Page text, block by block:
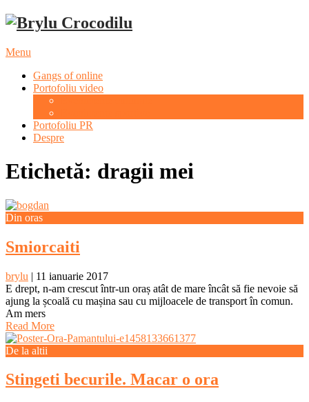
Menu
Gangs of online
Portofoliu video
Portofoliu PR
Despre
Etichetă: dragii mei
Din oras
Smiorcaiti
brylu | 11 ianuarie 2017
E drept, n-am crescut într-un oraș atât de mare încât să fie nevoie să
ajung la școală cu mașina sau cu mijloacele de transport în comun.
Am mers
Read More
De la altii
Stingeti becurile. Macar o ora